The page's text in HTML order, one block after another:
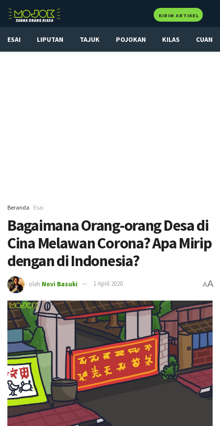
KIRIM ARTIKEL
ESAI LIPUTAN TAJUK POJOKAN KILAS CUAN
Beranda Esai
Bagaimana Orang-orang Desa di
Cina Melawan Corona? Apa Mirip
dengan di Indonesia?
oleh Novi Basuki 1 April 2020 AA